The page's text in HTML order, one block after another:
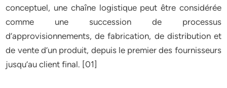
conceptuel, une chaîne logistique peut être considérée
comme une succession de processus
d’approvisionnements, de fabrication, de distribution et
de vente d’un produit, depuis le premier des fournisseurs
jusqu’au client final. [01]